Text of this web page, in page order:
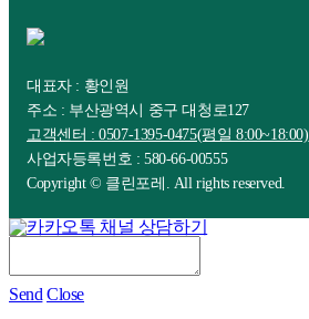
대표자 : 황인원
주소 : 부산광역시 중구 대청로127
고객센터 : 0507-1395-0475(평일 8:00~18:00)
사업자등록번호 : 580-66-00555
Copyright © 클린포레. All rights reserved.
Send Close